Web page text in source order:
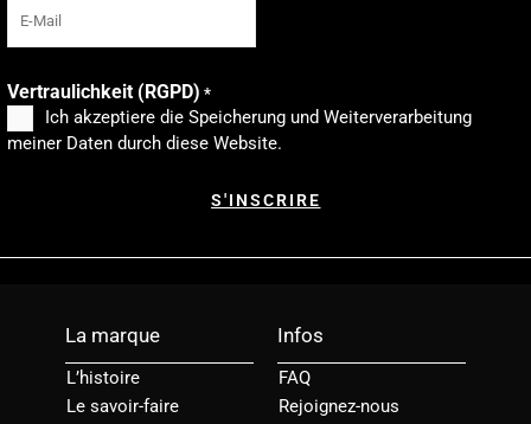
Vertraulichkeit (RGPD) *
Ich akzeptiere die Speicherung und Weiterverarbeitung
meiner Daten durch diese Website.
La marque
L’histoire
Le savoir-faire
Infos
FAQ
Rejoignez-nous